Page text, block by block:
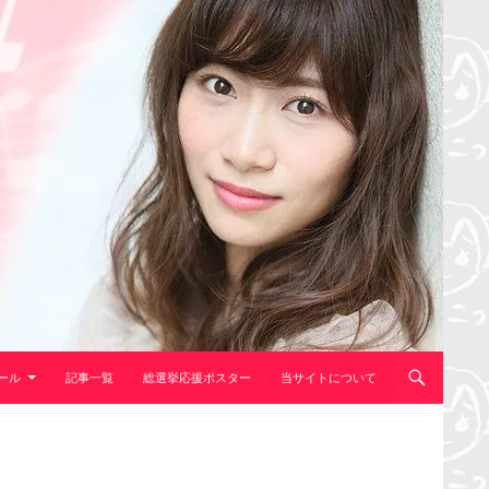
ル 記事一覧 総選挙応援ポスター 当サイトについて